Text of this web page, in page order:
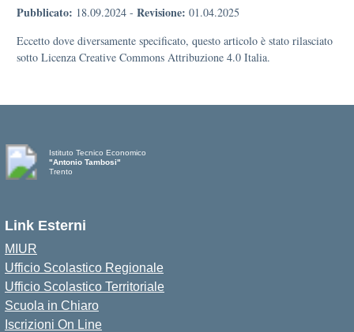
Pubblicato: 18.09.2024 - Revisione: 01.04.2025
Eccetto dove diversamente specificato, questo articolo è stato rilasciato
sotto Licenza Creative Commons Attribuzione 4.0 Italia.
Istituto Tecnico Economico
"Antonio Tambosi"
Trento
Link Esterni
MIUR
Ufficio Scolastico Regionale
Ufficio Scolastico Territoriale
Scuola in Chiaro
Iscrizioni On Line